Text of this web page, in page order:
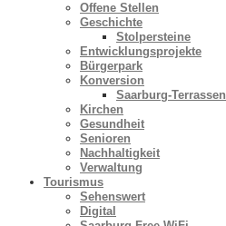
Offene Stellen
Geschichte
Stolpersteine
Entwicklungsprojekte
Bürgerpark
Konversion
Saarburg-Terrassen
Kirchen
Gesundheit
Senioren
Nachhaltigkeit
Verwaltung
Tourismus
Sehenswert
Digital